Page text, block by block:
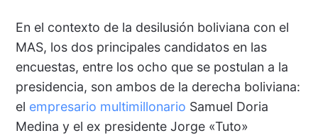
En el contexto de la desilusión boliviana con el
MAS, los dos principales candidatos en las
encuestas, entre los ocho que se postulan a la
presidencia, son ambos de la derecha boliviana:
el empresario multimillonario Samuel Doria
Medina y el ex presidente Jorge «Tuto»